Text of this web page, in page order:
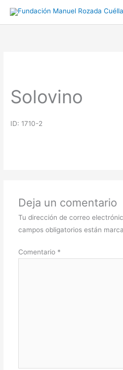
Solovino
ID: 1710-2
Deja un comentario
Tu dirección de correo
campos obligatorios están
Comentario *